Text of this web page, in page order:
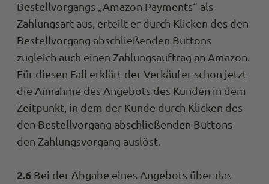
Bestellvorgangs „Amazon Payments“ als
Zahlungsart aus, erteilt er durch Klicken des den
Bestellvorgang abschließenden Buttons
zugleich auch einen Zahlungsauftrag an Amazon.
Für diesen Fall erklärt der Verkäufer schon jetzt
die Annahme des Angebots des Kunden in dem
Zeitpunkt, in dem der Kunde durch Klicken des
den Bestellvorgang abschließenden Buttons
den Zahlungsvorgang auslöst.
2.6 Bei der Abgabe eines Angebots über das